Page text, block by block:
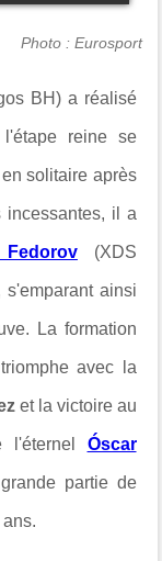
Photo : Eurosport
BH) a réalisé
reine se
solitaire après
incessantes, il a
(XDS
ainsi
La formation
avec la
et la victoire au
l'éternel Óscar
partie de